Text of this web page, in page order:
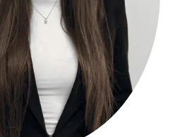
הוסף קו תחתון לקישורים
סמן קישורים
לאפס
את
כל
האפשרויות
cached
השארת משוב
הצהרת נגישות